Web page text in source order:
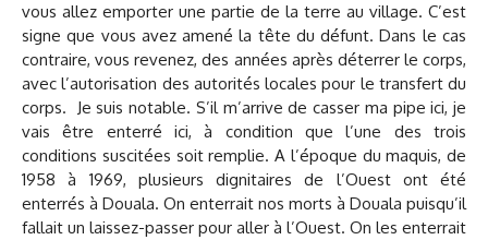
vous allez emporter une partie de la terre au village. C’est
signe que vous avez amené la tête du défunt. Dans le cas
contraire, vous revenez, des années après déterrer le corps,
avec l’autorisation des autorités locales pour le transfert du
corps. Je suis notable. S’il m’arrive de casser ma pipe ici, je
vais être enterré ici, à condition que l’une des trois
conditions suscitées soit remplie. A l’époque du maquis, de
1958 à 1969, plusieurs dignitaires de l’Ouest ont été
enterrés à Douala. On enterrait nos morts à Douala puisqu’il
fallait un laissez-passer pour aller à l’Ouest. On les enterrait